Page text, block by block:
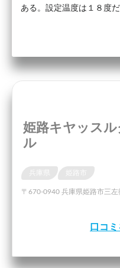
ある。設定温度は１８度
姫路キヤッス
ル
姫路市
〒670-0940 兵庫県姫路市三左
口コ